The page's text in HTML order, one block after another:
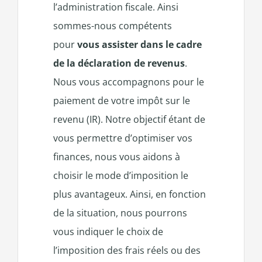
l’administration fiscale. Ainsi
sommes-nous compétents
pourvous assister dans le cadre
de la déclaration de revenus.
Nous vous accompagnons pour le
paiement de votre impôt sur le
revenu (IR). Notre objectif étant de
vous permettre d’optimiser vos
finances, nous vous aidons à
choisir le mode d’imposition le
plus avantageux. Ainsi, en fonction
de la situation, nous pourrons
vous indiquer le choix de
l’imposition des frais réels ou des